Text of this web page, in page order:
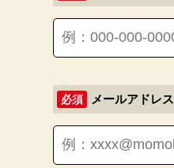
必須 メールアドレス